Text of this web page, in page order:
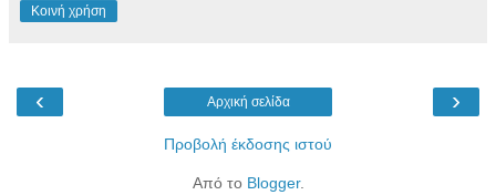
Κοινή χρήση
‹ ›
Αρχική σελίδα
Προβολή έκδοσης ιστού
Από το Blogger.